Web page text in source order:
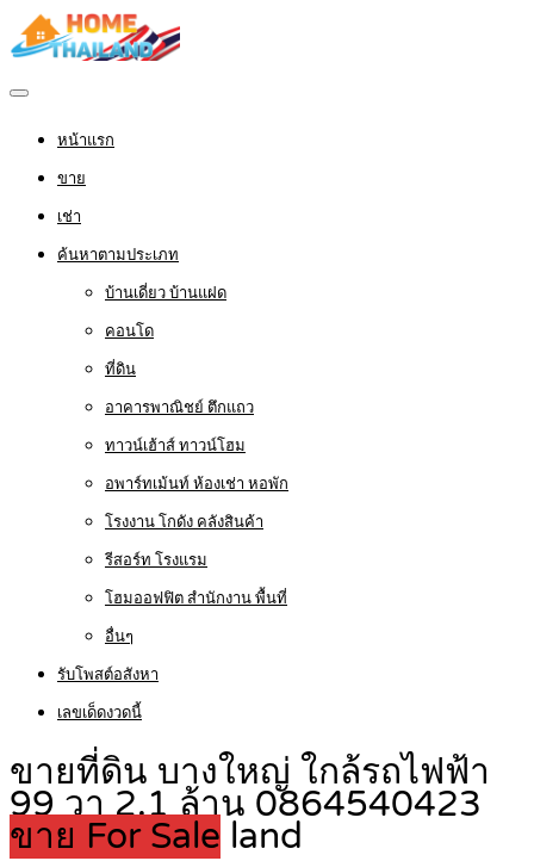
หน้าแรก
ขาย
เช่า
ค้นหาตามประเภท
บ้านเดี่ยว บ้านแฝด
คอนโด
ที่ดิน
อาคารพาณิชย์ ตึกแถว
ทาวน์เฮ้าส์ ทาวน์โฮม
อพาร์ทเม้นท์ ห้องเช่า หอพัก
โรงงาน โกดัง คลังสินค้า
รีสอร์ท โรงแรม
โฮมออฟฟิต สำนักงาน พื้นที่
อื่นๆ
รับโพสต์อสังหา
เลขเด็ดงวดนี้
ขายที่ดิน บางใหญ่ ใกล้รถไฟฟ้า
99 วา 2.1 ล้าน 0864540423
ขาย For Sale land